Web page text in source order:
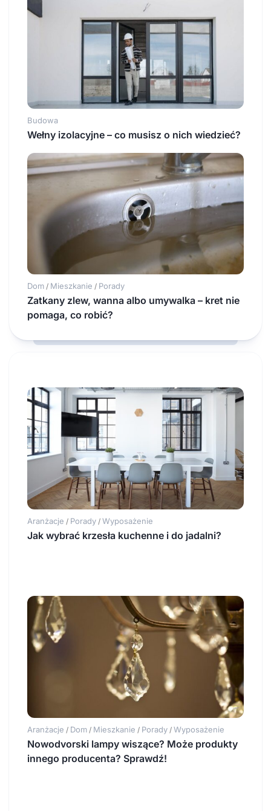
Budowa
Wełny izolacyjne – co musisz o nich wiedzieć?
Dom / Mieszkanie / Porady
Zatkany zlew, wanna albo umywalka – kret nie
pomaga, co robić?
Aranżacje / Porady / Wyposażenie
Jak wybrać krzesła kuchenne i do jadalni?
Aranżacje / Dom / Mieszkanie / Porady / Wyposażenie
Nowodvorski lampy wiszące? Może produkty
innego producenta? Sprawdź!